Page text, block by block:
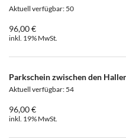
Aktuell verfügbar: 50
96,00 €
inkl. 19% MwSt.
Parkschein zwischen den
Aktuell verfügbar: 54
96,00 €
inkl. 19% MwSt.